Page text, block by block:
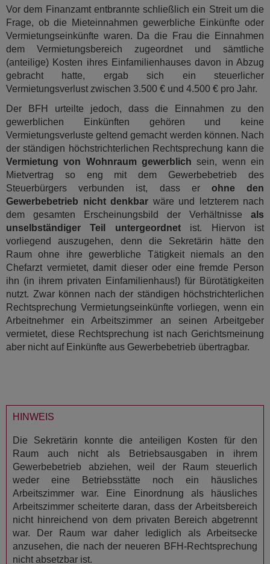
Vor dem Finanzamt entbrannte schließlich ein Streit um die
Frage, ob die Mieteinnahmen gewerbliche Einkünfte oder
Vermietungseinkünfte waren. Da die Frau die Einnahmen
dem Vermietungsbereich zugeordnet und sämtliche
(anteilige) Kosten ihres Einfamilienhauses davon in Abzug
gebracht hatte, ergab sich ein steuerlicher
Vermietungsverlust zwischen 3.500 € und 4.500 € pro Jahr.
Der BFH urteilte jedoch, dass die Einnahmen zu den
gewerblichen Einkünften gehören und keine
Vermietungsverluste geltend gemacht werden können. Nach
der ständigen höchstrichterlichen Rechtsprechung kann die
Vermietung von Wohnraum gewerblich sein, wenn ein
Mietvertrag so eng mit dem Gewerbebetrieb des
Steuerbürgers verbunden ist, dass er ohne den
Gewerbebetrieb nicht denkbar wäre und letzterem nach
dem gesamten Erscheinungsbild der Verhältnisse als
unselbständiger Teil untergeordnet ist. Hiervon ist
vorliegend auszugehen, denn die Sekretärin hätte den
Raum ohne ihre gewerbliche Tätigkeit niemals an den
Chefarzt vermietet, damit dieser oder eine fremde Person
ihn (in ihrem privaten Einfamilienhaus!) für Bürotätigkeiten
nutzt. Zwar können nach der ständigen höchstrichterlichen
Rechtsprechung Vermietungseinkünfte vorliegen, wenn ein
Arbeitnehmer ein Arbeitszimmer an seinen Arbeitgeber
vermietet, diese Rechtsprechung ist nach Gerichtsmeinung
aber nicht auf Einkünfte aus Gewerbebetrieb übertragbar.
HINWEIS
Die Sekretärin konnte die anteiligen Kosten für den
Raum auch nicht als Betriebsausgaben in ihrem
Gewerbebetrieb abziehen, weil der Raum steuerlich
weder eine Betriebsstätte noch ein häusliches
Arbeitszimmer war. Eine Einordnung als häusliches
Arbeitszimmer scheiterte daran, dass der Arbeitsbereich
nicht hinreichend von dem privaten Bereich abgetrennt
war. Der Raum war daher lediglich als Arbeitsecke
anzusehen, die nach der neueren BFH-Rechtsprechung
nicht absetzbar ist.